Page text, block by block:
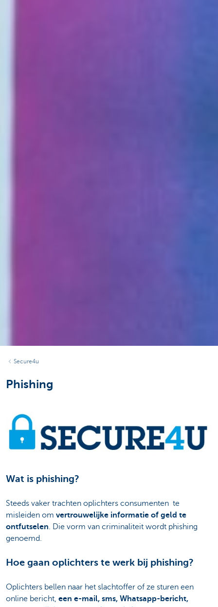
Secure4u
Phishing
Wat is phishing?
Steeds vaker trachten oplichters consumenten te
misleiden om vertrouwelijke informatie of geld te
ontfutselen. Die vorm van criminaliteit wordt phishing
genoemd.
Hoe gaan oplichters te werk bij phishing?
Oplichters bellen naar het slachtoffer of ze sturen een
online bericht, een e-mail, sms, Whatsapp-bericht,